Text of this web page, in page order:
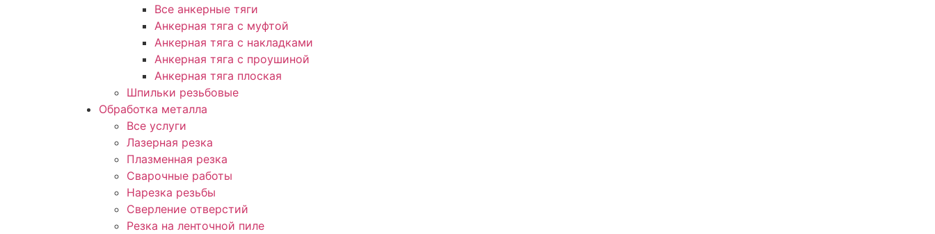
Все анкерные тяги
Анкерная тяга с муфтой
Анкерная тяга с накладками
Анкерная тяга с проушиной
Анкерная тяга плоская
Шпильки резьбовые
Обработка металла
Все услуги
Лазерная резка
Плазменная резка
Сварочные работы
Нарезка резьбы
Сверление отверстий
Резка на ленточной пиле